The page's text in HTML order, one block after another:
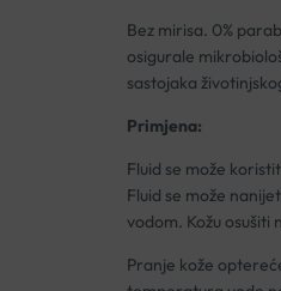
Bez mirisa. 0%
osigurale
sastojaka
Primjena:
Fluid se može
Fluid se može
vodom. Kožu
Pranje kože